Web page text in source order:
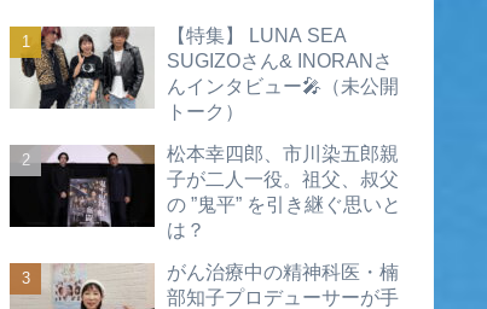
【特集】 LUNA SEA
SUGIZOさん& INORANさ
んインタビュー🎤（未公開
トーク）
松本幸四郎、市川染五郎親
子が二人一役。祖父、叔父
の ”鬼平” を引き継ぐ思いと
は？
がん治療中の精神科医・楠
部知子プロデューサーが手